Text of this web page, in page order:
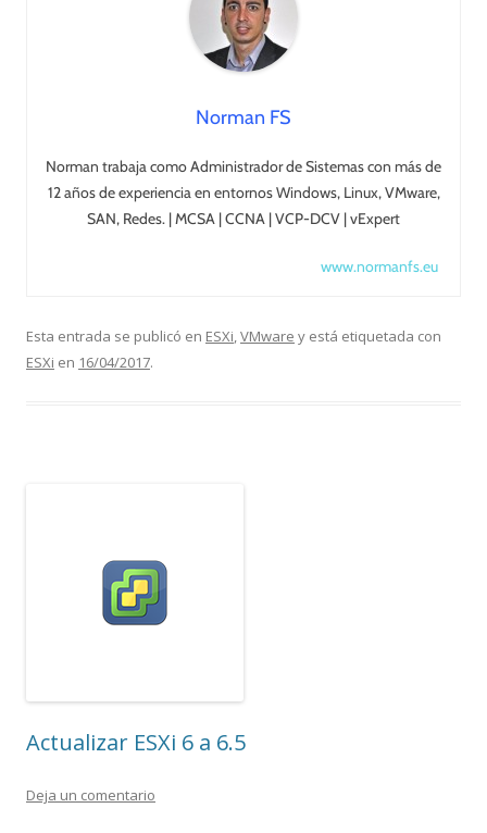
Norman FS
Norman trabaja como Administrador de Sistemas con más de
12 años de experiencia en entornos Windows, Linux, VMware,
SAN, Redes. | MCSA | CCNA | VCP-DCV | vExpert
www.normanfs.eu
Esta entrada se publicó en ESXi,VMware y está etiquetada con
ESXi en 16/04/2017.
Actualizar ESXi 6 a 6.5
Deja un comentario